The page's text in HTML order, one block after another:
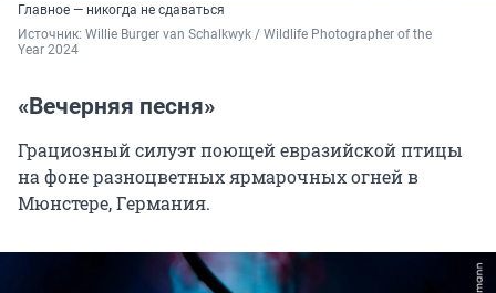
Главное — никогда не сдаваться
Источник: Willie Burger van Schalkwyk / Wildlife Photographer of the
Year 2024
«Вечерняя песня»
Грациозный силуэт поющей евразийской птицы
на фоне разноцветных ярмарочных огней в
Мюнстере, Германия.